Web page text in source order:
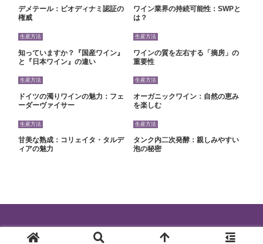
デメテール：ビオディナミ認証の
権威
ワイン業界の持続可能性：SWPと
は？
生産方法
知っていますか？『国産ワイン』
と『日本ワイン』の違い
生産方法
ワインの質を左右する「摘房」の
重要性
生産方法
ドイツの濁りワインの魅力：フェ
ーダーヴァイサー
生産方法
オーガニックワイン：自然の恵み
を楽しむ
生産方法
甘美な熟成：コリェイタ・タルデ
ィアの魅力
生産方法
タンク内二次発酵：親しみやすい
泡の秘密
© 2024 ワインを最高に楽しむ知識.